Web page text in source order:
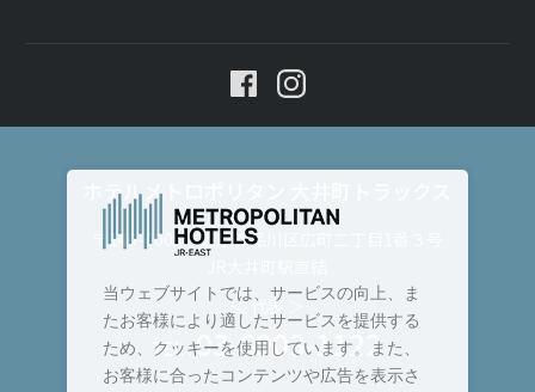
ホテルメトロポリタン 大井町トラックス
〒140-0005 東京都品川区広町二丁目1番３号
＜ 代表 ＞
TEL :03-6903-1122
当ウェブサイトでは、サービスの向上、ま
たお客様により適したサービスを提供する
ため、クッキーを使用しています。また、
お客様に合ったコンテンツや広告を表示さ